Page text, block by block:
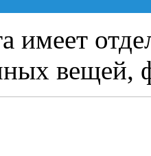
имеет
вещей,